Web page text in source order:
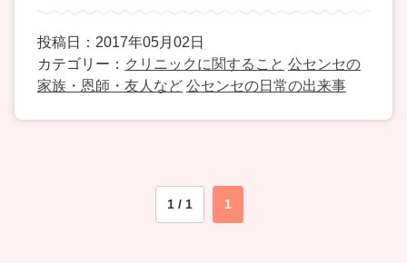
投稿日：2017年05月02日
カテゴリー： クリニックに関すること 公センセの
家族・恩師・友人など 公センセの日常の出来事
1 / 1 1